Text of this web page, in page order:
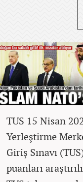
TUS 15 Nisan
Yerleştirme
Giriş Sınavı
puanları